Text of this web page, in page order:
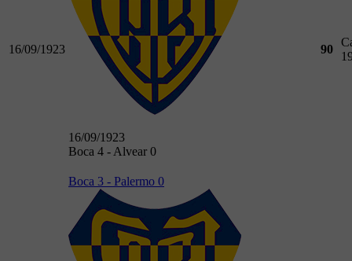
16/09/1923
16/09/1923
Boca 4 - Alvear 0
90
Boca 3 - Palermo 0